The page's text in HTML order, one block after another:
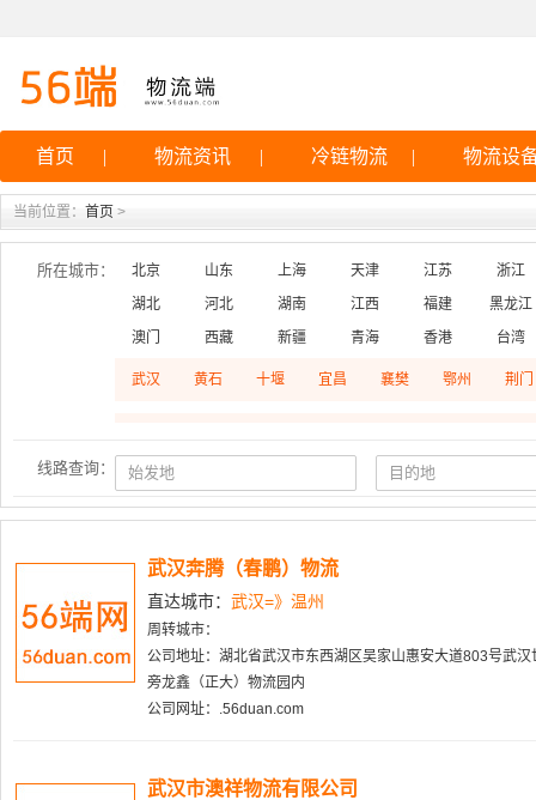
首页 | 物流资讯 | 冷链物流 | 物流设
当前位置： 首页 >
所在城市： 北京 山东 上海 天津 江苏
浙江
湖北
河北 湖南 江西 福建
黑龙江
澳门
西藏 新疆 青海 香港 台湾
武汉 黄石 十堰 宜昌 襄樊 鄂州 荆门
线路查询：
武汉奔腾（春鹏）物流
直达城市： 武汉=》温州
周转城市：
公司地址：湖北省武汉市东西湖区吴家山惠安大道803号武
旁龙鑫（正大）物流园内
公司网址：.56duan.com
武汉市澳祥物流有限公司